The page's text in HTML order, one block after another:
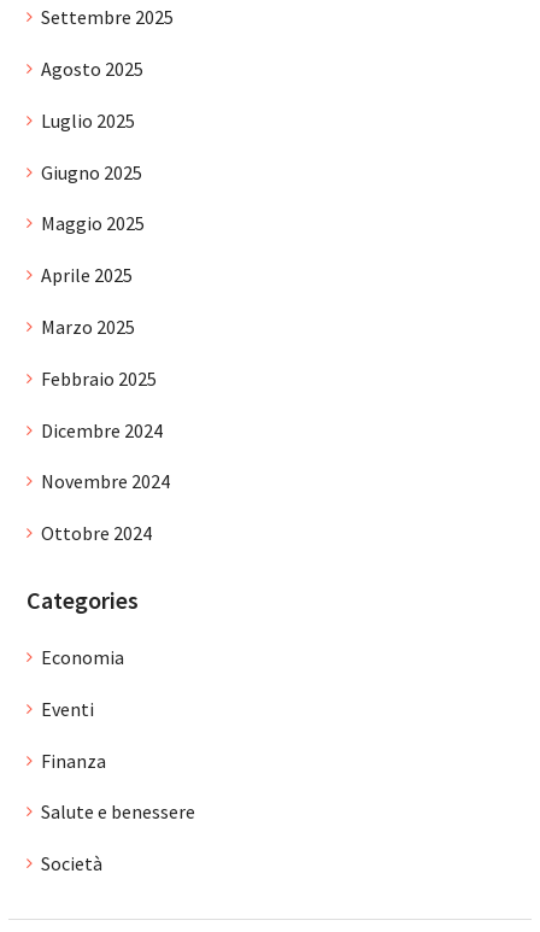
Settembre 2025
Agosto 2025
Luglio 2025
Giugno 2025
Maggio 2025
Aprile 2025
Marzo 2025
Febbraio 2025
Dicembre 2024
Novembre 2024
Ottobre 2024
Categories
Economia
Eventi
Finanza
Salute e benessere
Società